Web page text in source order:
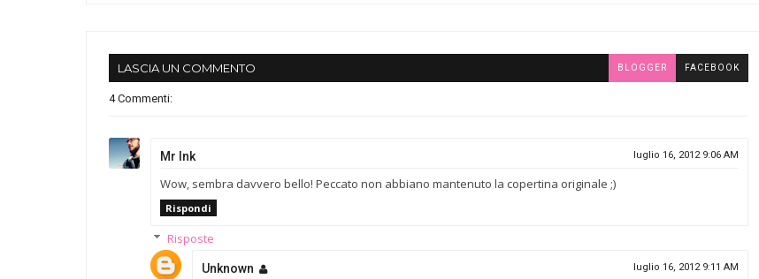
LASCIA UN COMMENTO BLOGGER FACEBOOK
4 Commenti:
Mr Ink luglio 16, 2012 9:06 AM
Wow, sembra davvero bello! Peccato non abbiano mantenuto la copertina originale ;)
Rispondi
Risposte
Unknown luglio 16, 2012 9:11 AM